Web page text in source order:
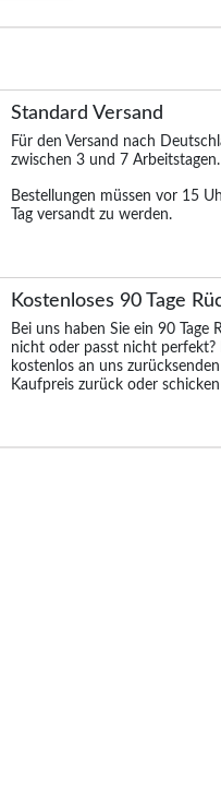
StandardVersand
Für den Versand nach
zwischen 3 und 7 Arbeitstagen.
Bestellungen müssen vor 15
Tag versandt zu werden.
Kostenloses 90 Tage
Bei uns haben Sie ein 90
nicht oder passt nicht perfekt?
kostenlos an uns
Kaufpreis zurück oder